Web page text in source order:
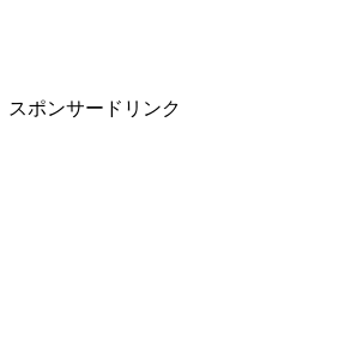
スポンサードリンク